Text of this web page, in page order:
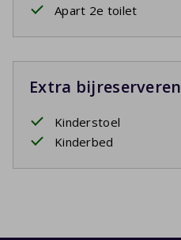
Apart 2e toilet
Extra bijreserveren
Kinderstoel
Kinderbed